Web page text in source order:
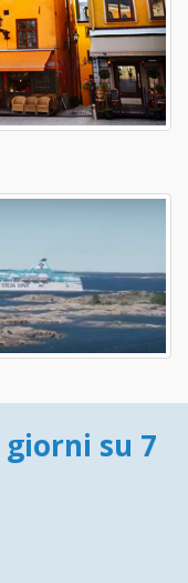
su 7